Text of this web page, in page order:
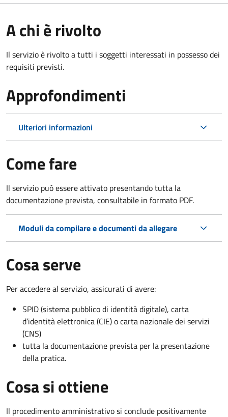
A chi è rivolto
Il servizio è rivolto a tutti i soggetti interessati in possesso dei
requisiti previsti.
Approfondimenti
Ulteriori informazioni
Come fare
Il servizio può essere attivato presentando tutta la
documentazione prevista, consultabile in formato PDF.
Moduli da compilare e documenti da allegare
Cosa serve
Per accedere al servizio, assicurati di avere:
SPID (sistema pubblico di identità digitale), carta
d’identità elettronica (CIE) o carta nazionale dei servizi
(CNS)
tutta la documentazione prevista per la presentazione
della pratica.
Cosa si ottiene
Il procedimento amministrativo si conclude positivamente